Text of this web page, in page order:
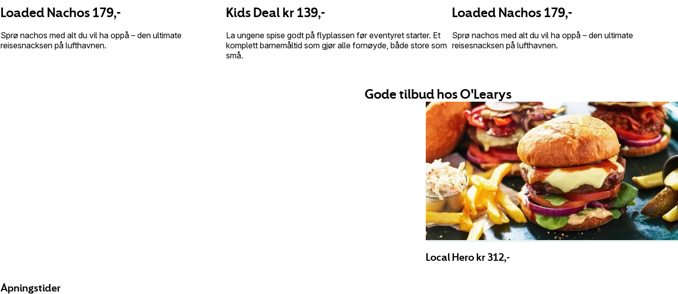
Gode tilbud hos O'Learys
Local Hero kr 312,-
Loaded Nachos 179,-
Sprø nachos med alt du vil ha oppå – den ultimate
reisesnacksen på lufthavnen.
Kids Deal kr 139,-
La ungene spise godt på flyplassen før eventyret starter. Et
komplett barnemåltid som gjør alle fornøyde, både store som
små.
Loaded Nachos 179,-
Sprø nachos med alt du vil ha oppå – den ultimate
reisesnacksen på lufthavnen.
Åpningstider